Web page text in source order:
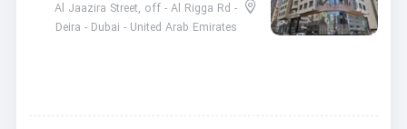
Al Jaazira Street, off - Al Rigga Rd -
Deira - Dubai - United Arab Emirates